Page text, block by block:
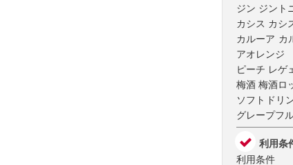
ジン ジント
カシス カシ
カルーア カ
アオレンジ
ピーチ レゲ
梅酒 梅酒ロ
ソフトドリ
グレープフ
利用条
利用条件